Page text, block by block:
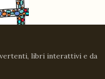
libri interattivi e da